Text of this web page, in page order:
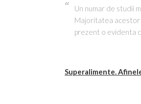
Un numar de studii
Majoritatea acestor
prezent o evidenta
Superalimente.